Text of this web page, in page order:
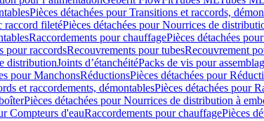
Pièces détachées pour Transitions et raccords,
raccord filetéPièces détachées pour Nourrices de
Raccordements pour chauffagePièces détachées
pour raccordsRecouvrements pour tubesRecouvrement
distributionJoints d’étanchéitéPacks de vis pour
pour ManchonsRéductionsPièces détachées pour
et raccordements, démontablesPièces détachées pour
Pièces détachées pour Nourrices de distribution à
Compteurs d'eauRaccordements pour chauffagePièces